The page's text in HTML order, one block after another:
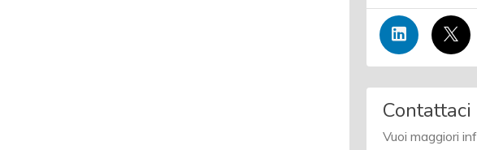
Contattaci
Vuoi maggiori